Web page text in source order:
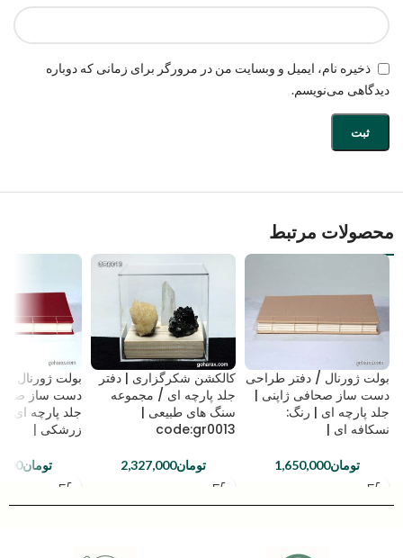
ذخیره نام، ایمیل و وبسایت من در مرورگر برای زمانی که دوباره
دیدگاهی می‌نویسم.
محصولات مرتبط
بولت ژورنال / دفتر طراحی
دست ساز صحافی ژاپنی |
جلد پارچه ای | رنگ:
نسکافه ای |
تومان1,650,000
کالکشن شکرگزاری | دفتر
جلد پارچه ای / مجموعه
سنگ های طبیعی |
code:gr0013
تومان2,327,000
بولت ژورنال
دست ساز
جلد پارچه ای |
زرشکی |
تومان